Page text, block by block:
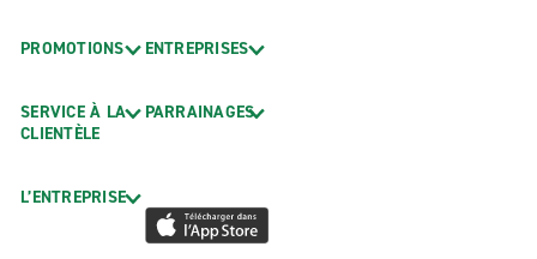
Chapmanville – concessionnaire Thornhill GM
Charleston – centre-ville
Charleston – intersection 2nd et Stockton
PROMOTIONS
SERVICE À LA
CLIENTÈLE
L’ENTREPRISE
ENTREPRISES
PARRAINAGES